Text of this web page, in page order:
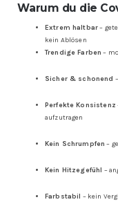
Warum du die
Extrem haltbar–
kein Ablösen
Trendige Farben –
Sicher & schonend
Perfekte Konsistenz
aufzutragen
Kein Schrumpfen –
Kein Hitzegefühl –
Farbstabil – kein